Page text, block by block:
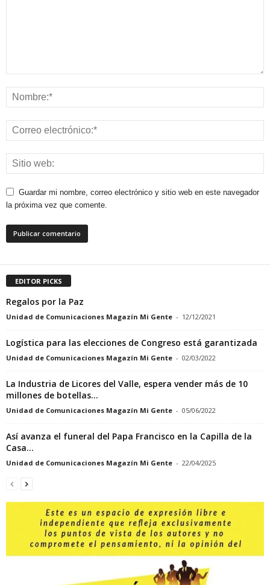
Guardar mi nombre, correo electrónico y sitio web en este navegador
la próxima vez que comente.
EDITOR PICKS
Regalos por la Paz
Unidad de Comunicaciones Magazín Mi Gente - 12/12/2021
Logística para las elecciones de Congreso está garantizada
Unidad de Comunicaciones Magazín Mi Gente - 02/03/2022
La Industria de Licores del Valle, espera vender más de 10
millones de botellas...
Unidad de Comunicaciones Magazín Mi Gente - 05/06/2022
Así avanza el funeral del Papa Francisco en la Capilla de la
Casa...
Unidad de Comunicaciones Magazín Mi Gente - 22/04/2025